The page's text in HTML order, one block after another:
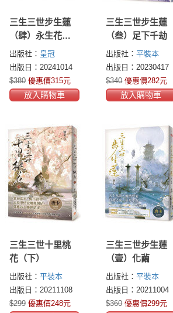
三生三世步生蓮
（肆）永生花：
「三生三世步生
蓮」震撼完結
篇！隨書附贈精
采番外別冊〈今
朝昨日〉！
出版社： 皇冠
出版日：20241014
$380 優惠價315元
放入購物車
三生三世步生蓮
（叁）足下千劫
出版社：平裝本
出版日：20230417
$340 優惠價282元
放入購物車
三生三世十里桃
花（下）
出版社： 平裝本
出版日：20211108
$299 優惠價248元
三生三世步生蓮
（壹）化繭
出版社：平裝本
出版日：20211004
$360 優惠價299元